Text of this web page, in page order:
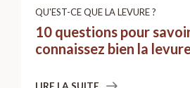
QU'EST-CE QUE LA LEVURE ?
10 questions pour
connaissez bien la